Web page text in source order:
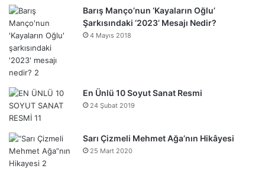
Barış Manço’nun ‘Kayaların Oğlu’
Şarkısındaki ‘2023’ Mesajı Nedir?
4 Mayıs 2018
En Ünlü 10 Soyut Sanat Resmi
24 Şubat 2019
Sarı Çizmeli Mehmet Ağa’nın Hikâyesi
25 Mart 2020